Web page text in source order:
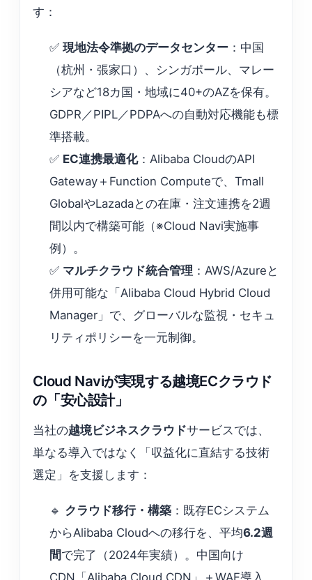
す：
✅現地法令準拠のデータセンター ：中国
（杭州・張家口）、シンガポール、マレー
シアなど18カ国・地域に40+のAZを保有。
GDPR／PIPL／PDPAへの自動対応機能も標
準搭載。
✅ EC連携最適化：Alibaba CloudのAPI
Gateway＋Function Computeで、Tmall
GlobalやLazadaとの在庫・注文連携を2週
間以内で構築可能（※Cloud Navi実施事
例）。
✅ マルチクラウド統合管理 ：AWS/Azureと
併用可能な「Alibaba Cloud Hybrid Cloud
Manager」で、グローバルな監視・セキュ
リティポリシーを一元制御。
Cloud Naviが実現する越境ECクラウド
の「安心設計」
当社の越境ビジネスクラウドサービスでは、
単なる導入ではなく「収益化に直結する技術
選定」を支援します：
🔹 クラウド移行・構築 ：既存ECシステム
からAlibaba Cloudへの移行を、平均6.2週
間で完了（2024年実績）。中国向け